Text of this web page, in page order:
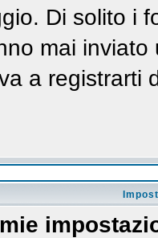
Di solito i
mai
a registrarti